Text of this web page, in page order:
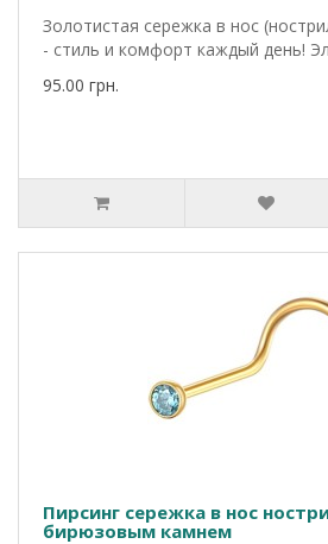
Золотистая сережка в нос
- стиль и комфорт каждый день!
95.00 грн.
Пирсинг сережка в нос
бирюзовым камнем